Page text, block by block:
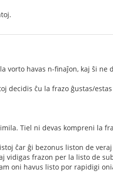
vorto havas n-finaĵon, kaj ŝi
decidis ĉu la frazo ĝustas/
Tiel ni devas kompreni la
ĉar ĝi bezonus liston de
vidigas frazon per la listo de
oni havus listo por rapidigi